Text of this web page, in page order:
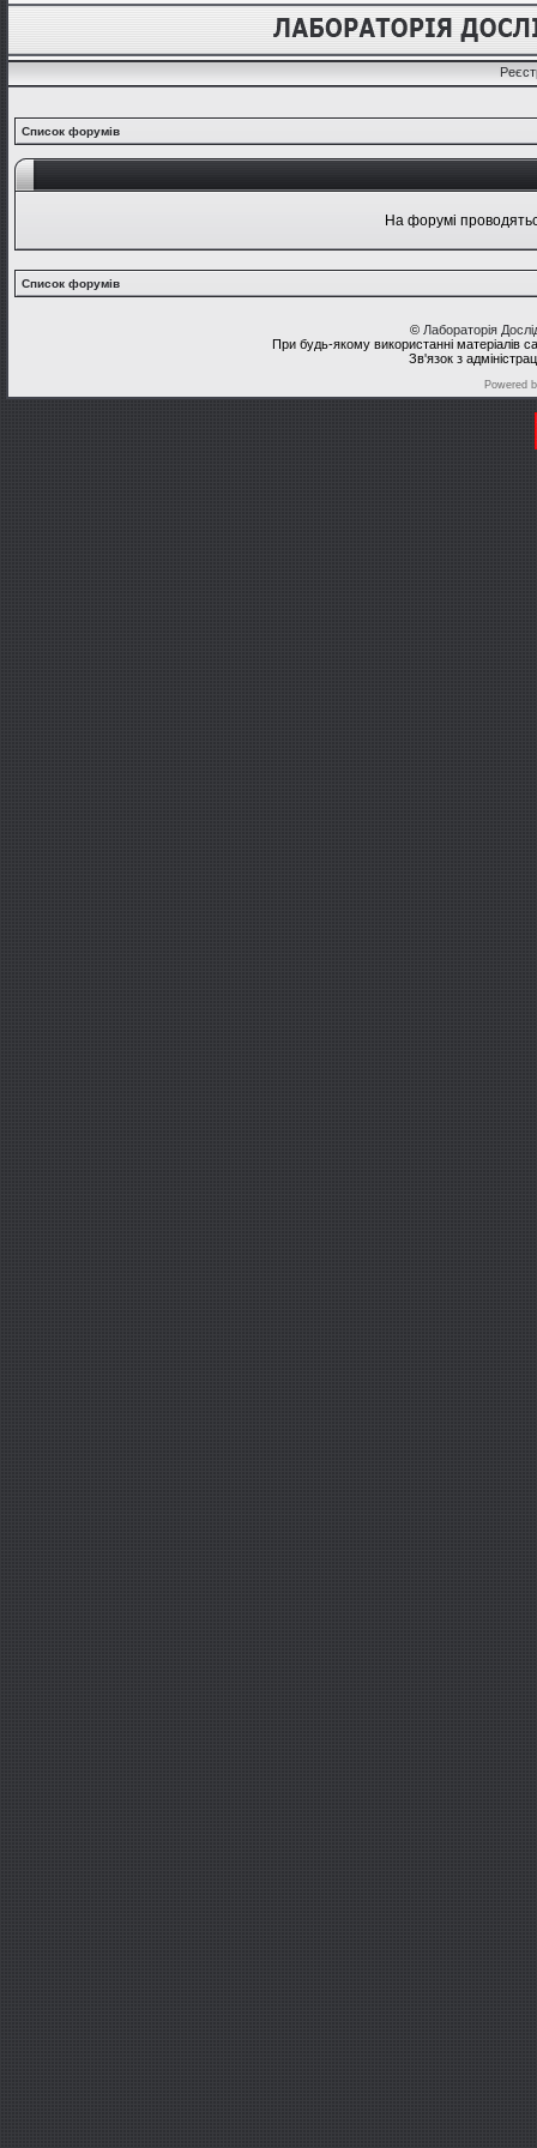
Список форумів
На форумі
Список форумів
© Лабораторія
При будь-якому використанні матеріалів
Зв'язок з
Powered